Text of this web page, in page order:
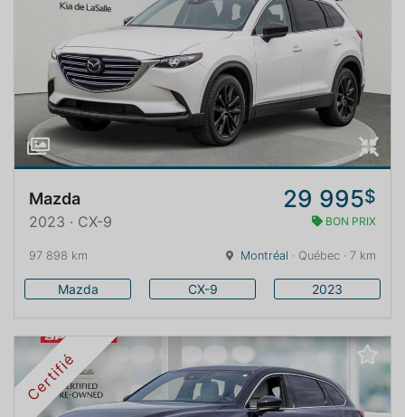
Mazda 29 995$
2023 · CX-9 BON PRIX
97 898 km Montréal · Québec · 7 km
Mazda CX-9 2023
Certifié